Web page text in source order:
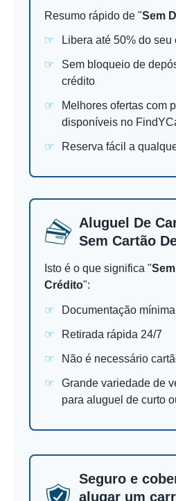
Resumo rápido de "Sem
Libera até 50% do seu
Sem bloqueio de
crédito
Melhores ofertas com
disponíveis no
Reserva fácil a
Aluguel De
Sem Cartão
Isto é o que significa "
Crédito":
Documentação mínima
Retirada rápida 24/7
Não é necessário
Grande variedade de
para aluguel de curto
Seguro e
alugar um